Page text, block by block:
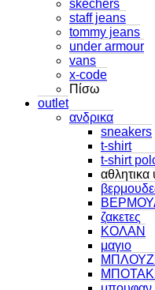
skechers
staff jeans
tommy jeans
under armour
vans
x-code
Πίσω
outlet
ανδρικα
sneakers
t-shirt
t-shirt
ζακετες
ΚΟΛΑΝ
μαγιο
ΜΠΟΤΑΚΙ